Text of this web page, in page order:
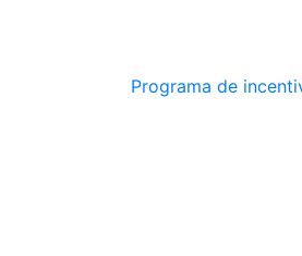
Programa de